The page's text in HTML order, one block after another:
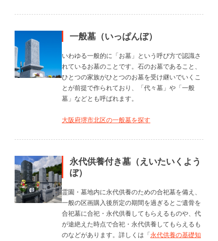
一般墓（いっぱんぼ）
いわゆる一般的に「お墓」という呼び方で認識さ
れているお墓のことです。石のお墓であること、
ひとつの家族がひとつのお墓を受け継いでいくこ
とが前提で作られており、「代々墓」や「一般
墓」などとも呼ばれます。
大阪府堺市北区の一般墓を探す
永代供養付き墓（えいたいくよう
ぼ）
霊園・墓地内に永代供養のための合祀墓を備え、
一般の区画購入後所定の期間を過ぎるとご遺骨を
合祀墓に合祀・永代供養してもらえるものや、代
が途絶えた時点で合祀・永代供養してもらえるも
のなどがあります。詳しくは「永代供養の基礎知